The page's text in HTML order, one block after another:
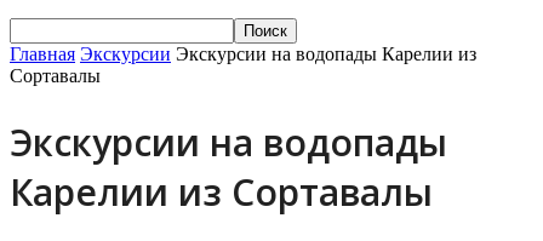
Главная Экскурсии Экскурсии на водопады Карелии из
Сортавалы
Экскурсии на водопады
Карелии из Сортавалы